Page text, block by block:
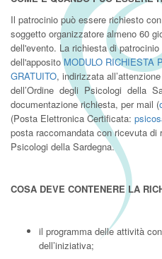
Il patrocinio può essere richiesto
soggetto organizzatore almeno 60
dell'evento. La richiesta di
dell'appositoMODULO RICHIESTA
GRATUITO, indirizzata
dell’Ordine degli Psicologi della
documentazione richiesta, per mail (
(Posta Elettronica Certificata:
posta raccomandata con ricevuta di
Psicologi della Sardegna.
COSA DEVE CONTENERE LA
il programma delle attività
dell’iniziativa;